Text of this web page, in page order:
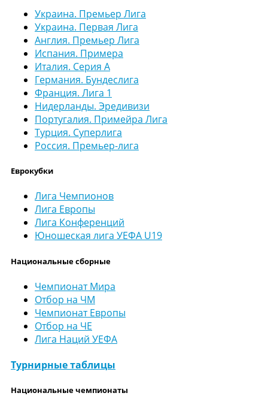
Украина. Премьер Лига
Украина. Первая Лига
Англия. Премьер Лига
Испания. Примера
Италия. Серия А
Германия. Бундеслига
Франция. Лига 1
Нидерланды. Эредивизи
Португалия. Примейра Лига
Турция. Суперлига
Россия. Премьер-лига
Еврокубки
Лига Чемпионов
Лига Европы
Лига Конференций
Юношеская лига УЕФА U19
Национальные сборные
Чемпионат Мира
Отбор на ЧМ
Чемпионат Европы
Отбор на ЧЕ
Лига Наций УЕФА
Турнирные таблицы
Национальные чемпионаты